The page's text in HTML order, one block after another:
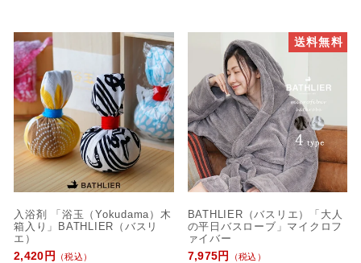
入浴剤 「浴玉（Yokudama）木
箱入り」BATHLIER（バスリ
エ）
2,420円
（税込）
送料無料
BATHLIER（バスリエ）「大人
の平日バスローブ」マイクロフ
ァイバー
7,975円
（税込）